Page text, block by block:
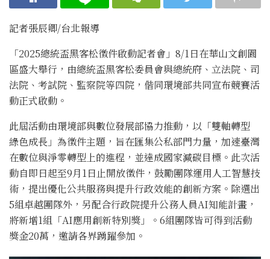
記者張辰卿/台北報導
「2025總統盃黑客松徵件啟動記者會」8/1日在華山文創園
區盛大舉行，由總統盃黑客松委員會與總統府、立法院、司
法院、考試院、監察院等四院，偕同環境部共同宣布競賽活
動正式啟動。
此屆活動由環境部與數位發展部協力推動，以「雙軸轉型
綠色成長」為徵件主題，旨在匯集公私部門力量，加速臺灣
在數位與淨零轉型上的進程，並達成國家減碳目標。此次活
動自即日起至9月1日止開放徵件，鼓勵團隊運用人工智慧技
術，提出優化公共服務與提升行政效能的創新方案。除選出
5組卓越團隊外，另配合行政院提升公務人員AI知能計畫，
將新增1組「AI應用創新特別獎」。6組團隊皆可得到活動
獎金20萬，邀請各界踴躍參加。